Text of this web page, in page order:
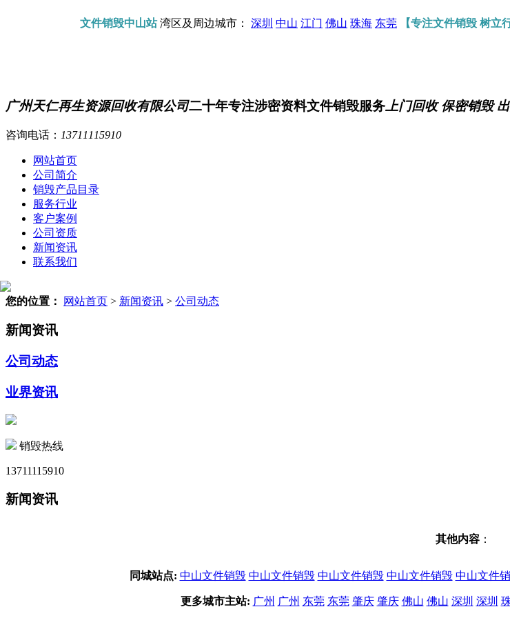
文件销毁中山站湾区及周边城市： 深圳 中山 江门 佛山 珠海 东莞 【专注文件销毁 树立
广州天仁再生资源回收有限公司二十年专注涉密资料文件销毁服务 上门回收 保密销毁
咨询电话： 13711115910
网站首页
公司简介
销毁产品目录
服务行业
客户案例
公司资质
新闻资讯
联系我们
您的位置： 网站首页 > 新闻资讯 > 公司动态
新闻资讯
公司动态
业界资讯
销毁热线
13711115910
新闻资讯
其他内容 ：
同城站点: 中山文件销毁 中山文件销毁 中山文件销毁 中山文件销毁 中山文件
更多城市主站: 广州 广州 东莞 东莞 肇庆 肇庆 佛山 佛山 深圳 深圳